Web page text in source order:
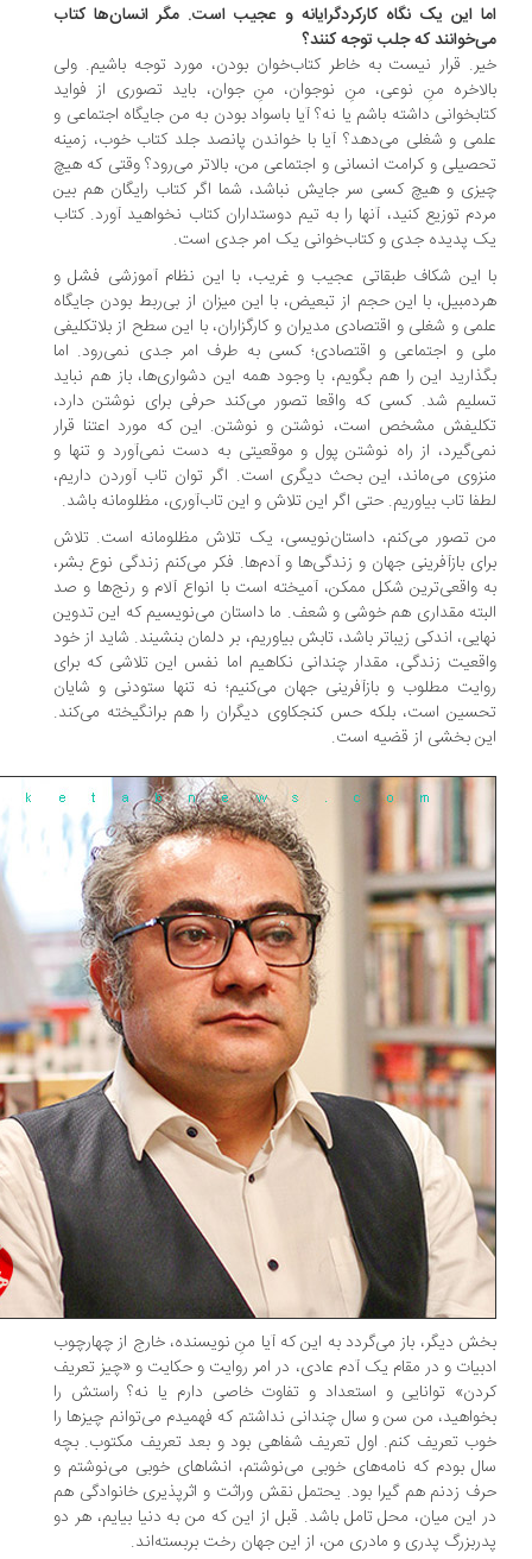
این یک نگاه کارکردگرایانه و عجیب است. مگر انسان‌ها کتاب
که جلب توجه کنند؟
قرار نیست به خاطر کتاب‌خوان بودن، مورد توجه باشیم. ولی
منِ نوعی، منِ نوجوان، منِ جوان، باید تصوری از فواید
داشته باشم یا نه؟ آیا باسواد بودن به من جایگاه اجتماعی و
و شغلی می‌دهد؟ آیا با خواندن پانصد جلد کتاب خوب، زمینه‌
و کرامت انسانی و اجتماعی من، بالاتر می‌رود؟ وقتی که هیچ
و هیچ کسی سر جایش نباشد، شما اگر کتاب رایگان هم بین
توزیع کنید، آنها را به تیم دوستداران کتاب نخواهید آورد. کتاب
پدیده‌ جدی و کتاب‌خوانی یک امر جدی است.
این شکاف طبقاتی عجیب و غریب، با این نظام آموزشی فشل و
با این حجم از تبعیض، با این میزان از بی‌ربط بودن جایگاه
و شغلی و اقتصادی مدیران و کارگزاران، با این سطح از بلاتکلیفی
و اجتماعی و اقتصادی؛ کسی به طرف امر جدی نمی‌رود. اما
این را هم بگویم، با وجود همه‌ این دشواری‌ها، باز هم نباید
شد. کسی که واقعا تصور می‌کند حرفی برای نوشتن دارد،
مشخص است، نوشتن و نوشتن. این که مورد اعتنا قرار
از راه نوشتن پول و موقعیتی به دست نمی‌آورد و تنها و
می‌ماند، این بحث دیگری است. اگر توان تاب آوردن داریم،
تاب بیاوریم. حتی اگر این تلاش و این تاب‌آوری، مظلومانه باشد.
تصور می‌کنم، داستان‌نویسی، یک تلاش مظلومانه است. تلاش
بازآفرینی جهان و زندگی‌ها و آدم‌ها. فکر می‌کنم زندگی نوع بشر،
واقعی‌ترین شکل ممکن، آمیخته‌ است با انواع آلام و رنج‌ها و صد
مقداری هم خوشی و شعف. ما داستان می‌نویسیم که این تدوین
اندکی زیباتر باشد، تابش بیاوریم، بر دلمان بنشیند. شاید از خود
زندگی، مقدار چندانی نکاهیم اما نفس این تلاشی که برای
مطلوب و بازآفرینی جهان می‌کنیم؛ نه تنها ستودنی و شایان
است، بلکه حس کنجکاوی دیگران را هم برانگیخته می‌کند.
بخشی از قضیه است.
دیگر، باز می‌گردد به این که آیا منِ نویسنده، خارج از چهارچوب
و در مقام یک آدم عادی، در امر روایت و حکایت و «چیز تعریف
توانایی و استعداد و تفاوت خاصی دارم یا نه؟ راستش را
من سن و سال چندانی نداشتم که فهمیدم می‌توانم چیزها را
تعریف کنم. اول تعریف شفاهی بود و بعد تعریف مکتوب. بچه
بودم که نامه‌های خوبی می‌نوشتم، انشاهای خوبی می‌نوشتم و
زدنم هم گیرا بود. یحتمل نقش وراثت و اثرپذیری خانوادگی هم
این میان، محل تامل باشد. قبل از این که من به دنیا بیایم، هر دو
پدری و مادری من، از این جهان رخت بربسته‌اند.